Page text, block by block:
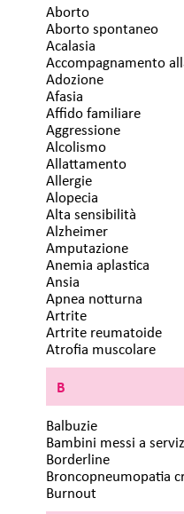
Aborto
Aborto spontaneo
Acalasia
Accompagnamento
Adozione
Afasia
Affido familiare
Aggressione
Alcolismo
Allattamento
Allergie
Alopecia
Alta sensibilità
Alzheimer
Amputazione
Anemia aplastica
Ansia
Apnea notturna
Artrite
Artrite reumatoide
Atrofia muscolare
B
Balbuzie
Bambini messi a
Borderline
Broncopneumopatia
Burnout